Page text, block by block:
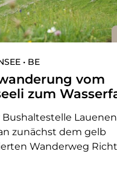
• BE
vom
zum
Bushaltestelle
zunächst dem gelb
Wanderweg